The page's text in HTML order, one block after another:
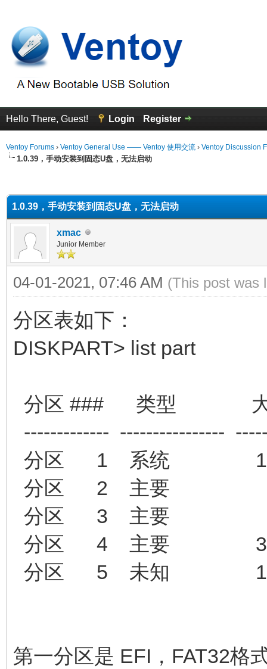
Hello There, Guest! Login Register
Ventoy Forums › Ventoy General Use —— Ventoy 使用交流 › Ventoy Discussion
1.0.39，手动安装到固态U盘，无法启动
1.0.39，手动安装到固态U盘，无法启动
xmac
Junior Member
04-01-2021, 07:46 AM (This post was
分区表如下：
DISKPART> list part
分区 ### 类型 大
------------- ----------------
分区 1 系统 128
分区 2 主要 16
分区 3 主要 16
分区 4 主要 320
分区 5 未知 124
第一分区是 EFI，FAT32格